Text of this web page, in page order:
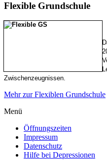
Flexible Grundschule
Zwischenzeugnissen.
Mehr zur Flexiblen Grundschule
Menü
Öffnungszeiten
Impressum
Datenschutz
Hilfe bei Depressionen